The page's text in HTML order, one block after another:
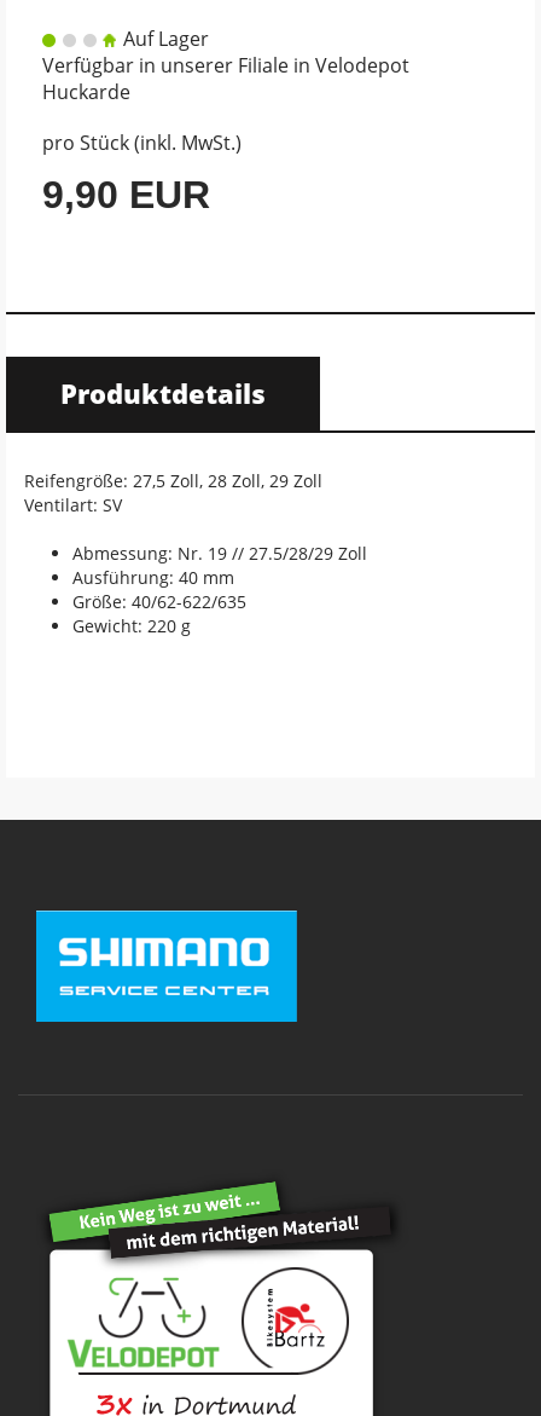
Auf Lager
Verfügbar in unserer Filiale in Velodepot
Huckarde
pro Stück (inkl. MwSt.)
9,90 EUR
Produktdetails
Reifengröße: 27,5 Zoll, 28 Zoll, 29 Zoll
Ventilart: SV
Abmessung: Nr. 19 // 27.5/28/29 Zoll
Ausführung: 40 mm
Größe: 40/62-622/635
Gewicht: 220 g